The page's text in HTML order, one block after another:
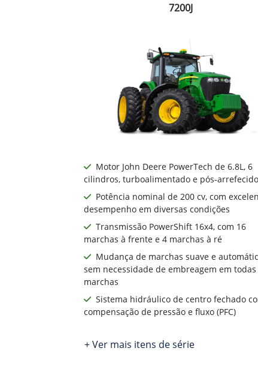
7200J
Motor John Deere PowerTech de 6.8L, 6
cilindros, turboalimentado e pós-arrefecido
Potência nominal de 200 cv, com
desempenho em diversas condições
Transmissão PowerShift 16x4, com 16
marchas à frente e 4 marchas à ré
Mudança de marchas suave e
sem necessidade de embreagem em todas
marchas
Sistema hidráulico de centro fechado
compensação de pressão e fluxo (PFC)
+ Ver mais itens de série